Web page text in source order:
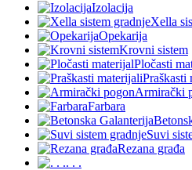
Izolacija
Xella
Opekarija
Krovni sistem
Pločasti
Praškasti
Armirački
Farbara
Suvi
Rezana građa
. . .